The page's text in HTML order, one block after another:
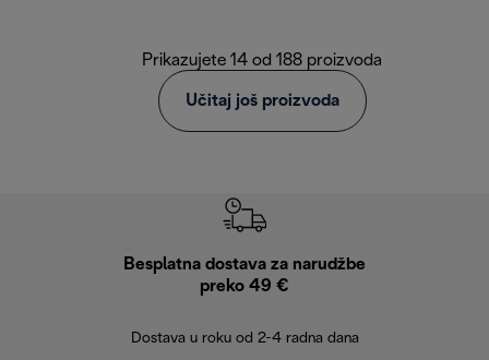
Prikazujete 14 od 188 proizvoda
Učitaj još proizvoda
Besplatna dostava za narudžbe
preko 49 €
Dostava u roku od 2-4 radna dana